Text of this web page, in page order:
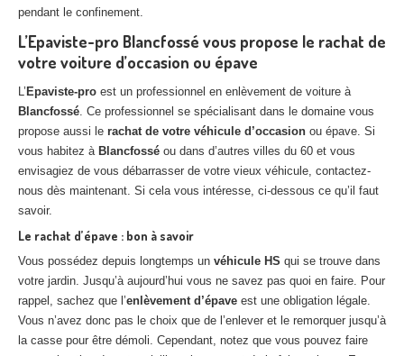
pendant le confinement.
L’Epaviste-pro Blancfossé vous propose le rachat de
votre voiture d’occasion ou épave
L’ Epaviste-pro est un professionnel en enlèvement de voiture à
Blancfossé. Ce professionnel se spécialisant dans le domaine vous
propose aussi le rachat de votre véhicule d’occasion ou épave. Si
vous habitez à Blancfossé ou dans d’autres villes du 60 et vous
envisagiez de vous débarrasser de votre vieux véhicule, contactez-
nous dès maintenant. Si cela vous intéresse, ci-dessous ce qu’il faut
savoir.
Le rachat d’épave : bon à savoir
Vous possédez depuis longtemps un véhicule HS qui se trouve dans
votre jardin. Jusqu’à aujourd’hui vous ne savez pas quoi en faire. Pour
rappel, sachez que l’enlèvement d’épave est une obligation légale.
Vous n’avez donc pas le choix que de l’enlever et le remorquer jusqu’à
la casse pour être démoli. Cependant, notez que vous pouvez faire